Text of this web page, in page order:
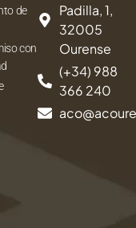
de
con
Padilla, 1,
32005
Ourense
(+34) 988
366 240